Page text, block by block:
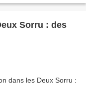
Sorru : des